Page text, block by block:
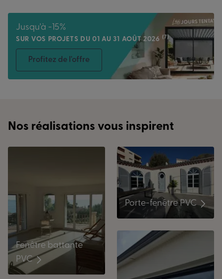
Jusqu'à -15%
SUR VOS PROJETS DU 01 AU 31 AOÛT 2026 (7)
Profitez de l'offre
Nos réalisations vous inspirent
Fenêtre battante
PVC
Porte-fenêtre PVC